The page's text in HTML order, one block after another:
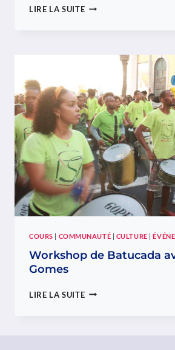
LIRE LA SUITEAPADOC
LES
PARENTS
CAPVERDIENS
COURS COMMUNAUTÉ CULTURE |
Workshop de Batucada
Gomes
LIRE LA SUITEWORKSHOP